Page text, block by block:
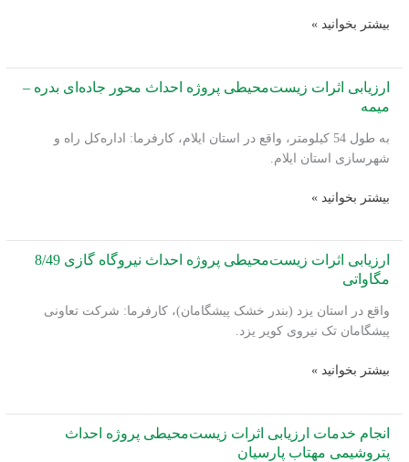
لوله
اینچ
بندرعباس
–
مهرآران
ارزیابی
زیستی
EIA
کارخانه
تولید
استال
فجر
کرمان
بیشتر بخوانید »
ارزیابی اثرات زیست‌محیطی پروژه احداث محور جاده‌ای بدره –
میمه
به طول 54 کیلومتر، واقع در استان ایلام، کارفرما: اداره‌کل راه و
شهرسازی استان ایلام.
ارزیابی
پروژه
احداث
جاده‌ای
بدره
میمه
بیشتر بخوانید »
ارزیابی اثرات زیست‌محیطی پروژه احداث نیروگاه گازی 8/49
مگاواتی
واقع در استان یزد (بندر خشک پیشگامان)، کارفرما: شرکت تعاونی
پیشگامان تک نیروی کویر یزد.
ارزیابی
پروژه
احداث
بیشتر بخوانید »
انجام خدمات ارزیابی اثرات زیست‌محیطی پروژه احداث
پتروشیمی مهتاب پارسیان